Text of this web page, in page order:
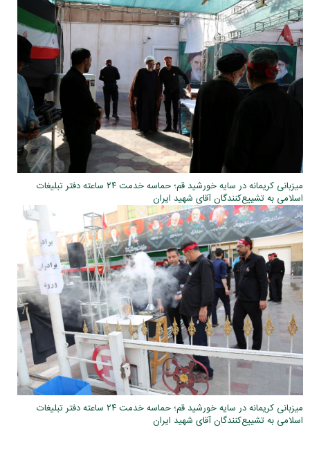
میزبانی کریمانه در سایه خورشید قم؛ حماسه خدمت ۲۴ ساعته دفتر تبلیغات
اسلامی به تشییع‌کنندگان آقای شهید ایران
میزبانی کریمانه در سایه خورشید قم؛ حماسه خدمت ۲۴ ساعته دفتر تبلیغات
اسلامی به تشییع‌کنندگان آقای شهید ایران